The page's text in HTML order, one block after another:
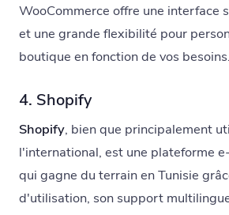
WooCommerce offre une interface
et une grande flexibilité pour
boutique en fonction de vos besoins.
4. Shopify
Shopify, bien que principalement
l'international, est une plateforme
qui gagne du terrain en Tunisie
d'utilisation, son support